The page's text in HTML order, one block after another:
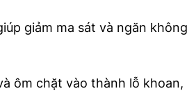
giảm ma sát và ngăn
ôm chặt vào thành lỗ